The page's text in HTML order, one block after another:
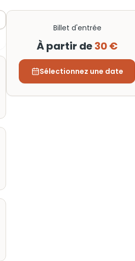
Billet d'entrée
À partir de30 €
Sélectionnez une date